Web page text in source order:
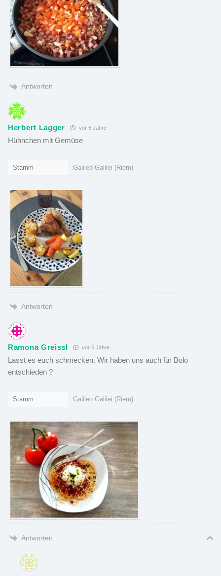
Antworten
Herbert Lagger vor 6 Jahre
Hühnchen mit Gemüse
Stamm Galileo Galilei (Riem)
Antworten
Ramona Greissl vor 6 Jahre
Lasst es euch schmecken. Wir haben uns auch für Bolo
entschieden ?
Stamm Galileo Galilei (Riem)
Antworten